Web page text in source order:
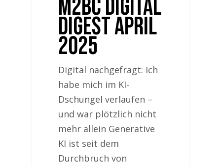
M2BC Digital
Digest April
2025
Digital nachgefragt: Ich
habe mich im KI-
Dschungel verlaufen –
und war plötzlich nicht
mehr allein Generative
KI ist seit dem
Durchbruch von